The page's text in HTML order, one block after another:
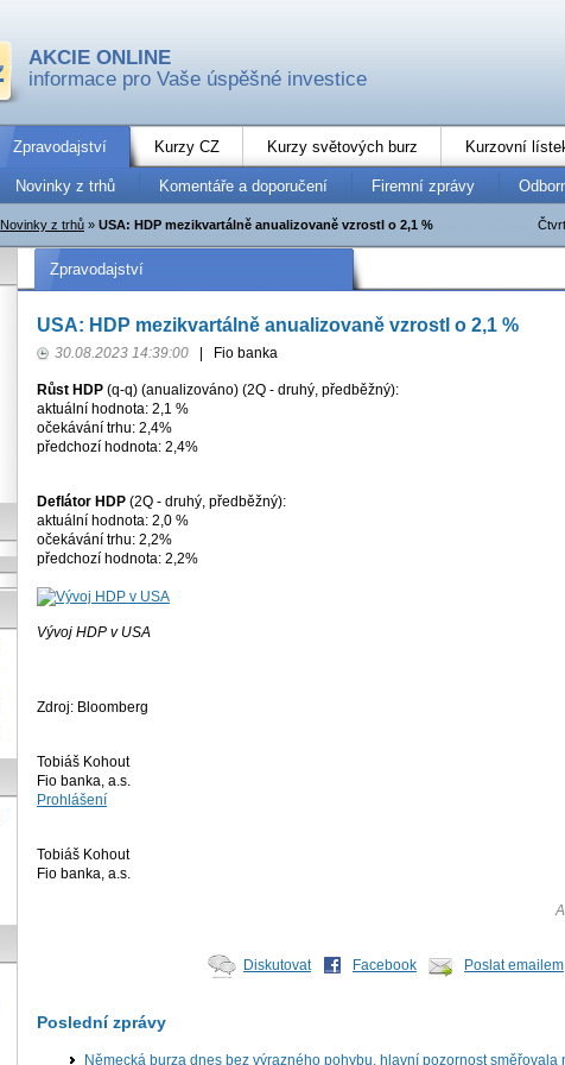
AKCIE ONLINE
informace pro Vaše úspěšné investice
Zpravodajství Kurzy CZ Kurzy světových burz Kurzovní
Novinky z trhů Komentáře a doporučení Firemní zprávy
Novinky z trhů » USA: HDP mezikvartálně anualizovaně vzrostl o 2,1 %
Zpravodajství
USA: HDP mezikvartálně anualizovaně vzrostl o 2,1 %
30.08.2023 14:39:00 Fio banka
Růst HDP (q-q) (anualizováno) (2Q - druhý, předběžný):
aktuální hodnota: 2,1 %
očekávání trhu: 2,4%
předchozí hodnota: 2,4%
Deflátor HDP (2Q - druhý, předběžný):
aktuální hodnota: 2,0 %
očekávání trhu: 2,2%
předchozí hodnota: 2,2%
Vývoj HDP v USA
Zdroj: Bloomberg
Tobiáš Kohout
Fio banka, a.s.
Prohlášení
Tobiáš Kohout
Fio banka, a.s.
Diskutovat Facebook Poslat emailem
Poslední zprávy
Německá burza dnes bez výrazného pohybu, hlavní pozornost směřovala